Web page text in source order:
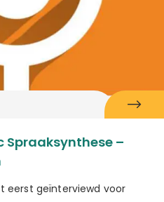
Spraaksynthese –
eerst geïnterviewd voor